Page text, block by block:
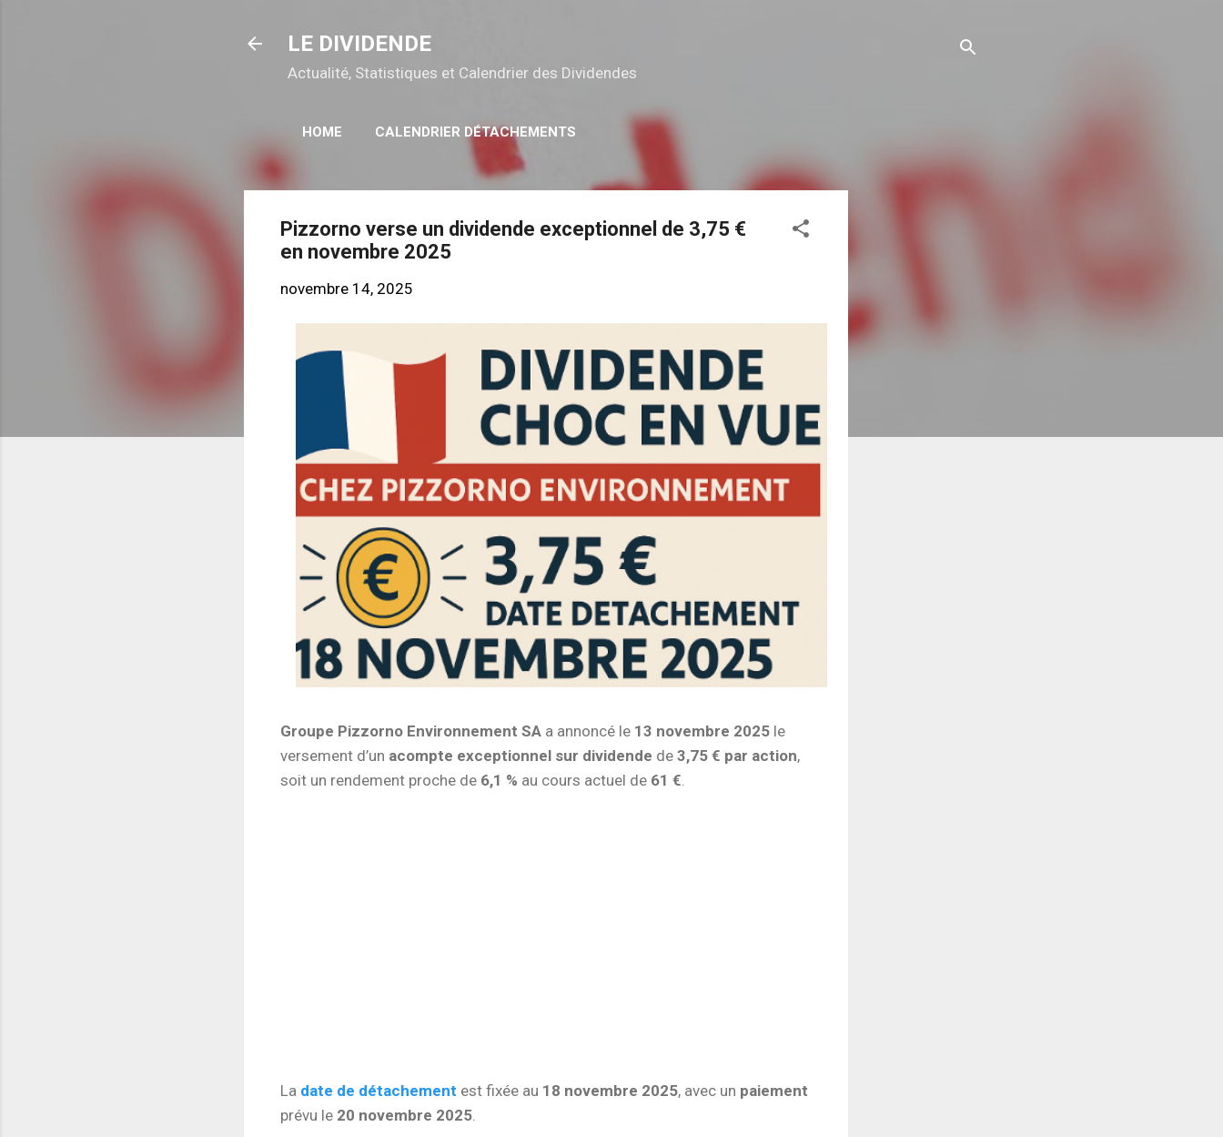
LE DIVIDENDE
Actualité, Statistiques et Calendrier des Dividendes
HOME CALENDRIER DÉTACHEMENTS
Pizzorno verse un dividende exceptionnel de 3,75 €
en novembre 2025
novembre 14, 2025
Groupe Pizzorno Environnement SA a annoncé le 13 novembre 2025 le
versement d’un acompte exceptionnel sur dividende de 3,75 € par action,
soit un rendement proche de 6,1 % au cours actuel de 61 €
La date de détachement est fixée au 18 novembre 2025, avec un paiement
prévu le 20 novembre 2025